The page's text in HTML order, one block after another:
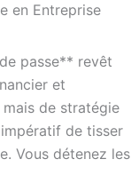
en Entreprise
passe** revêt
et
mais de stratégie
de tisser
Vous détenez les